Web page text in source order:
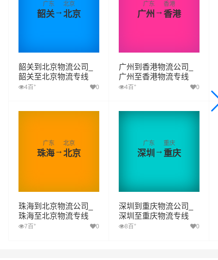
广东
韶关→
北京
北京
韶关到北京物流公司_
韶关至北京物流专线
4百 + 0
广东
广州 →
香港
香港
广州到香港物流公司_
广州至香港物流专线
4百 + 0
广东
珠海→
北京
北京
珠海到北京物流公司_
珠海至北京物流专线
7百 + 0
广东
深圳→
重庆
重庆
深圳到重庆物流公司_
深圳至重庆物流专线
8百 + 0